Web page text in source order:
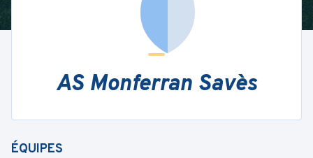
AS Monferran Savès
ÉQUIPES